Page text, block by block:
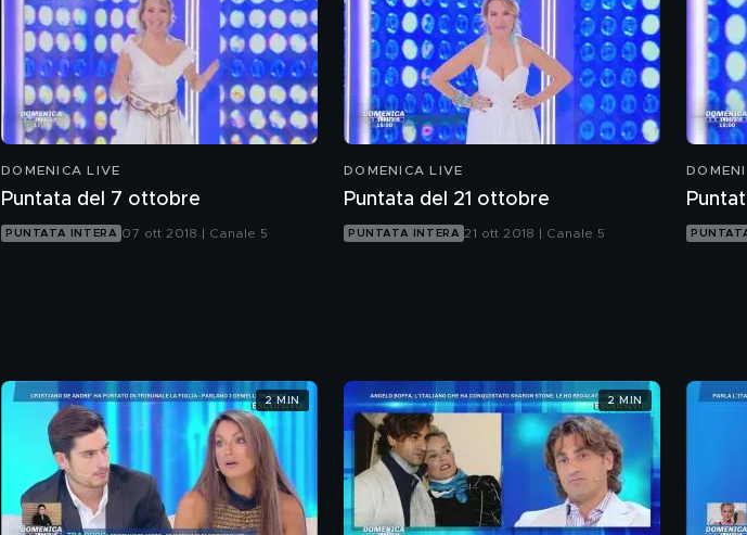
DOMENICA LIVE
Puntata del 7 ottobre
PUNTATA INTERA 07 ott 2018 | Canale 5
DOMENICA LIVE
Puntata del 21 ottobre
PUNTATA INTERA 21 ott 2018 | Canale 5
2 MIN 2 MIN